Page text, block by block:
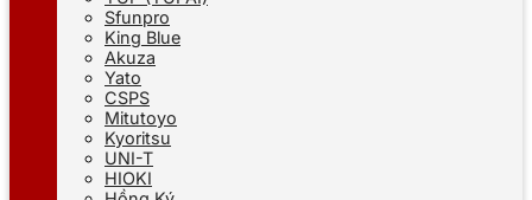
Sfunpro
King Blue
Akuza
Yato
CSPS
Mitutoyo
Kyoritsu
UNI-T
HIOKI